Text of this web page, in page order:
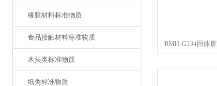
橡胶材料标准物质
食品接触材料标准物质
木头类标准物质
纸类标准物质